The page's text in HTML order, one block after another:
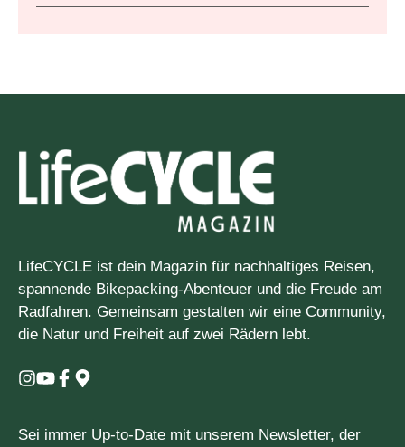
LifeCYCLE ist dein Magazin für nachhaltiges Reisen,
spannende Bikepacking-Abenteuer und die Freude am
Radfahren. Gemeinsam gestalten wir eine Community,
die Natur und Freiheit auf zwei Rädern lebt.
Sei immer Up-to-Date mit unserem Newsletter, der